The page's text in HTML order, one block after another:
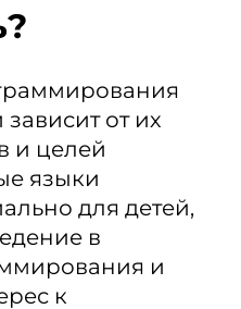
от их
и целей
языки
для детей,
в
и
к